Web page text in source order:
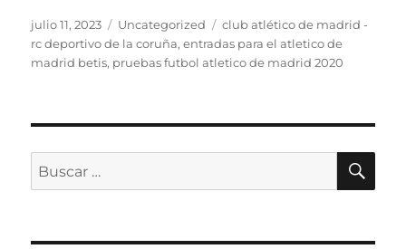
Publicado
el
julio 11, 2023 Categorías
Uncategorized Etiquetas
club atlético de madrid -
rc deportivo de la coruña,entradas para el atletico de
madrid betis, pruebas futbol atletico de madrid 2020
Buscar
por: